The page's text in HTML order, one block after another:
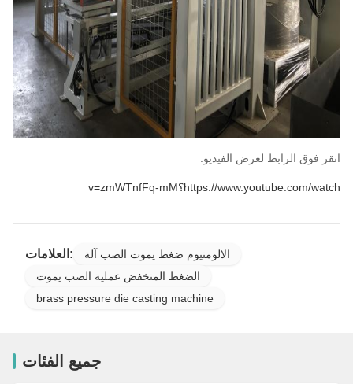
انقر فوق الرابط لعرض الفيديو:
https://www.youtube.com/watch؟v=zmWTnfFq-mM
العلامات:
الالومنيوم ضغط يموت الصب آلة
الضغط المنخفض عملية الصب يموت
brass pressure die casting machine
جميع الفئات